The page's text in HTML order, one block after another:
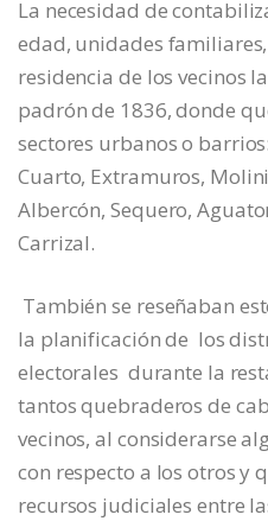
La necesidad de
edad, unidades
residencia de los vecinos
padrón de 1836, donde
sectores urbanos o
Cuarto, Extramuros,
Albercón, Sequero,
Carrizal.
También se reseñaban
la planificación de los
electorales durante la
tantos quebraderos de
vecinos, al considerarse
con respecto a los otros y
recursos judiciales entre